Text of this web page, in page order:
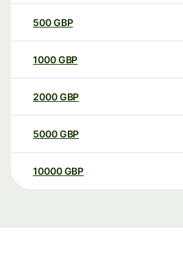
500GBP
1000GBP
2000GBP
5000GBP
10000 GBP